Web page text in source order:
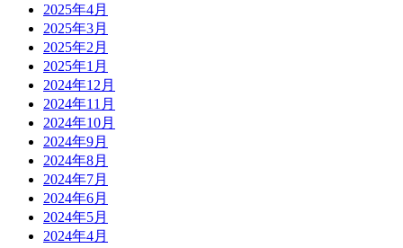
2025年4月
2025年3月
2025年2月
2025年1月
2024年12月
2024年11月
2024年10月
2024年9月
2024年8月
2024年7月
2024年6月
2024年5月
2024年4月